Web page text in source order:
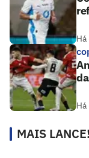
Há
Há
MAIS LANCE!